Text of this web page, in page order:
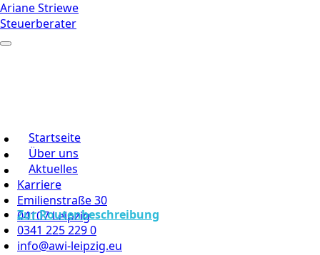
Ariane Striewe
Steuerberater
Startseite
Über uns
Aktuelles
Karriere
Emilienstraße 30
04107 Leipzig
Zur Routenbeschreibung
0341 225 229 0
info@awi-leipzig.eu